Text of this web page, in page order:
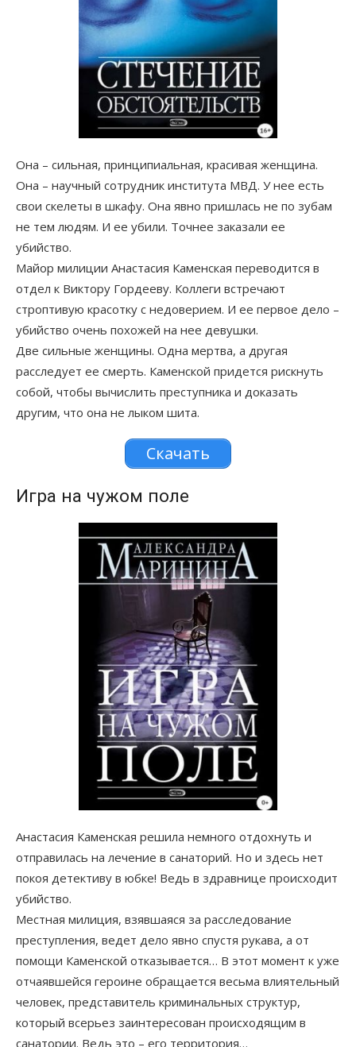
Она – сильная, принципиальная, красивая женщина.
Она – научный сотрудник института МВД. У нее есть
свои скелеты в шкафу. Она явно пришлась не по зубам
не тем людям. И ее убили. Точнее заказали ее
убийство.
Майор милиции Анастасия Каменская переводится в
отдел к Виктору Гордееву. Коллеги встречают
строптивую красотку с недоверием. И ее первое дело –
убийство очень похожей на нее девушки.
Две сильные женщины. Одна мертва, а другая
расследует ее смерть. Каменской придется рискнуть
собой, чтобы вычислить преступника и доказать
другим, что она не лыком шита.
Скачать
Игра на чужом поле
Анастасия Каменская решила немного отдохнуть и
отправилась на лечение в санаторий. Но и здесь нет
покоя детективу в юбке! Ведь в здравнице происходит
убийство.
Местная милиция, взявшаяся за расследование
преступления, ведет дело явно спустя рукава, а от
помощи Каменской отказывается… В этот момент к уже
отчаявшейся героине обращается весьма влиятельный
человек, представитель криминальных структур,
который всерьез заинтересован происходящим в
санатории. Ведь это – его территория…